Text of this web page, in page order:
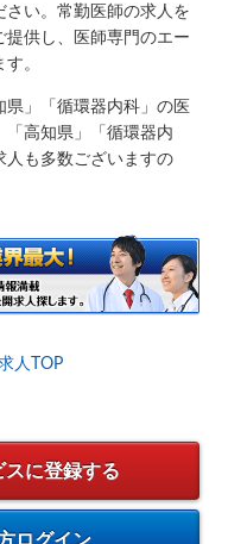
さい。常勤医師の求人を
提供し、医師専門のエー
。
県」「循環器内科」の医
「高知県」「循環器内
人も多数ございますの
人TOP
スに登録する
ログイン